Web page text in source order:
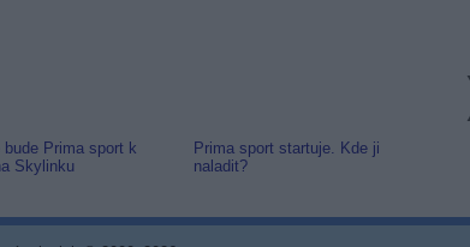
bude Prima sport k
Skylinku
Prima sport startuje. Kde ji
naladit?